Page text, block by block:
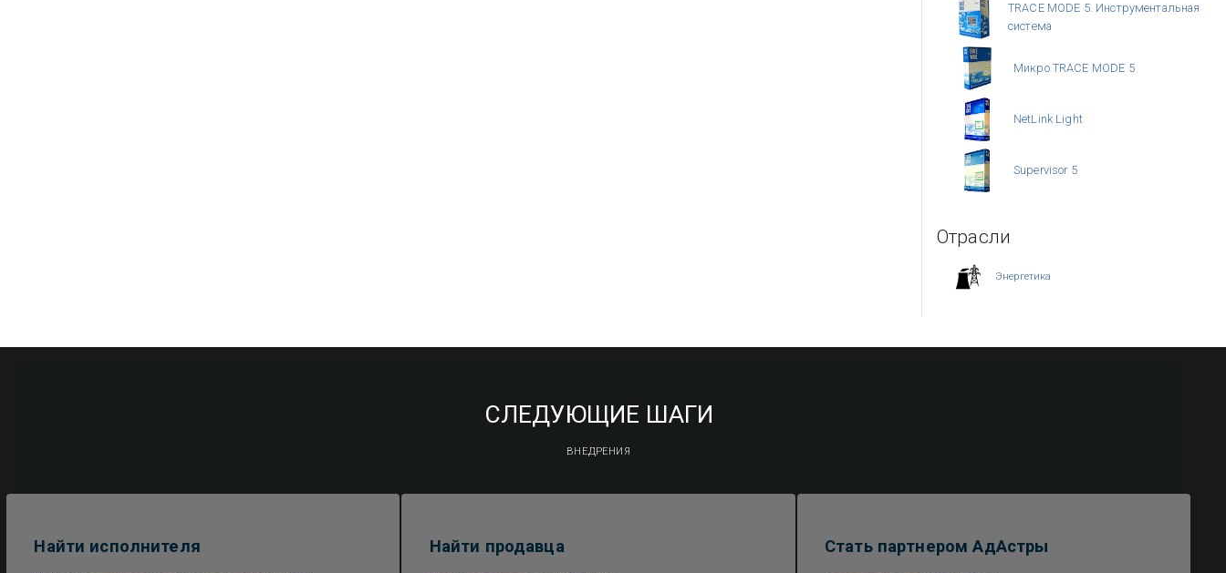
TRACE MODE 5. Инструментальная
система
Микро TRACE MODE 5
NetLink Light
Supervisor 5
Отрасли
Энергетика
СЛЕДУЮЩИЕ ШАГИ
ВНЕДРЕНИЯ
Найти исполнителя Найти продавца Стать партнером АдАстры